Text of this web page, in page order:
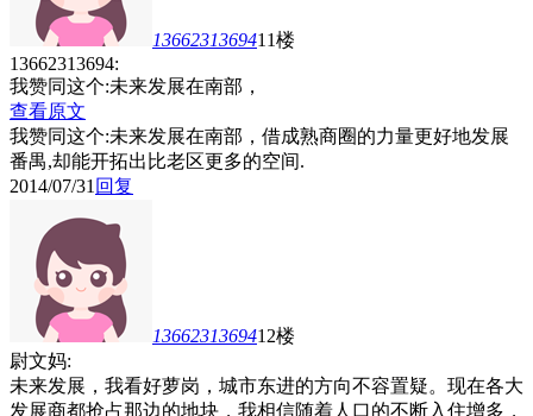
1366231369411楼
13662313694:
我赞同这个:未来发展在南部，
查看原文
我赞同这个:未来发展在南部，借成熟商圈的力量更好地发展
番禺,却能开拓出比老区更多的空间.
2014/07/31回复
1366231369412楼
尉文妈:
未来发展，我看好萝岗，城市东进的方向不容置疑。现在各大
发展商都抢占那边的地块，我相信随着人口的不断入住增多，